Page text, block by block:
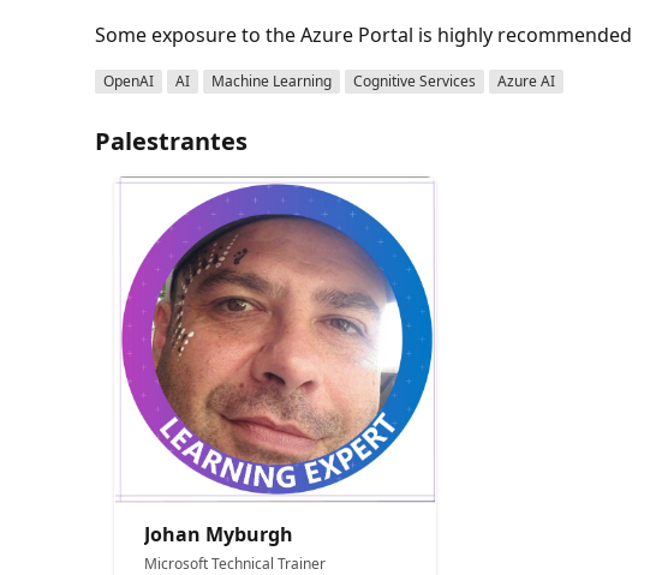
Some exposure to the Azure Portal is highly recommended
OpenAI AI Machine Learning Cognitive Services Azure AI
Palestrantes
Johan Myburgh
Microsoft Technical Trainer